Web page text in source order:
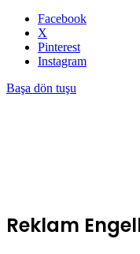
Facebook
X
Pinterest
Instagram
Başa dön tuşu
Reklam